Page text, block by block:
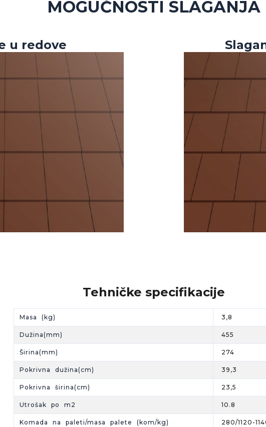
MOGUĆNOSTI SLAGANJA
u redove
Tehničke specifikacije
Masa (kg) 3,8
Dužina(mm) 455
Širina(mm) 274
Pokrivna dužina(cm) 39,3
Pokrivna širina(cm) 23,5
Utrošak po m2 10.8
Komada na paleti/masa palete (kom/kg) 280/1120-